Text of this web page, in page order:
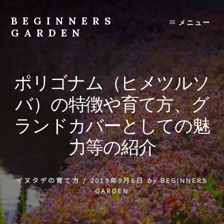
content
BEGINNERS
GARDEN
種
類
や
育
て
介
行
い
メニュー
ポリゴナム（ヒメツルソ
バ）の特徴や育て方、グ
ランドカバーとしての魅
力等の紹介
イヌタデの育て方/ 2019年9月6日 by BEGINNERS
GARDEN